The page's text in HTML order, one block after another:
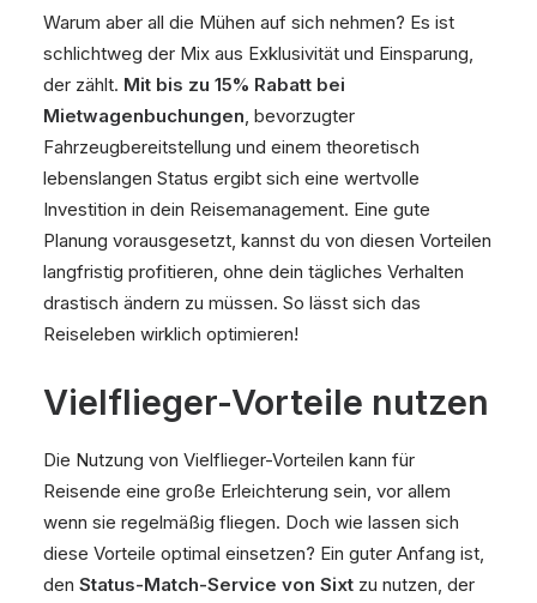
Warum aber all die Mühen auf sich nehmen? Es ist
schlichtweg der Mix aus Exklusivität und Einsparung,
der zählt. Mit bis zu 15% Rabatt bei
Mietwagenbuchungen, bevorzugter
Fahrzeugbereitstellung und einem theoretisch
lebenslangen Status ergibt sich eine wertvolle
Investition in dein Reisemanagement. Eine gute
Planung vorausgesetzt, kannst du von diesen Vorteilen
langfristig profitieren, ohne dein tägliches Verhalten
drastisch ändern zu müssen. So lässt sich das
Reiseleben wirklich optimieren!
Vielflieger-Vorteile nutzen
Die Nutzung von Vielflieger-Vorteilen kann für
Reisende eine große Erleichterung sein, vor allem
wenn sie regelmäßig fliegen. Doch wie lassen sich
diese Vorteile optimal einsetzen? Ein guter Anfang ist,
den Status-Match-Service von Sixt zu nutzen, der